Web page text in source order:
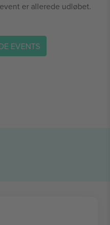
er allerede udløbet.
EVENTS